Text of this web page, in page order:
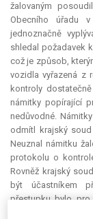
žalovaným
Obecního úřadu
jednoznačně
shledal požadavek
což je způsob,
vozidla vyřazená z
kontroly
námitky popírající
nedůvodné.
odmítl krajský
Neuznal námitku
protokolu o
Rovněž krajský
být účastníkem
přestupku bylo